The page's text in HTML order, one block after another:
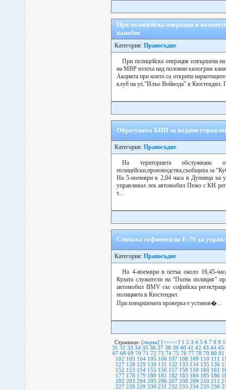
При полицейска операция в
канабис
Категория: Правосъдие
При полицейска операция извършена
на МВР иззеха над половин килограм
Акцията при която са открити
клуб на ул.”Илъо Войвода” в Кюстендил.
Образуваха БПП за водачи
Категория: Правосъдие
На територията
полицейски,производства,съобщиха за
На 5-ноември в 2,04 часа в Дупница на
управлявал лек автомобил Пежо с КН
т...
Спипаха софиянец на Е-79 да
Категория: Правосъдие
На 4-ноември в петък около 16,45-
Кулата служители на “Пътна полиция”
автомобил BMV със софийска
полицията в Кюстендил.
При извършената проверка е установ�...
Страници: [първа] [<<<<<] 1 2 3 4 5 6 7 8 9
31 32 33 34 35 36 37 38 39 40 41 42 43 44 45
67 68 69 70 71 72 73 74 75 76 77 78 79 80 81
102 103 104 105 106 107 108 109 110 111
127 128 129 130 131 132 133 134 135 136
152 153 154 155 156 157 158 159 160 161
177 178 179 180 181 182 183 184 185 186
202 203 204 205 206 207 208 209 210 211
227 228 229 230 231 232 233 234 235 236